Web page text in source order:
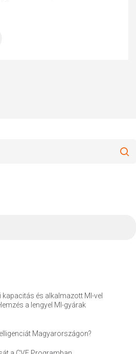
és alkalmazott MI-vel
a lengyel MI-gyárak
Magyarországon?